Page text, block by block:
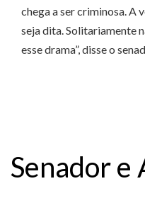
chega a ser criminosa. A
seja dita. Solitariamente
esse drama”, disse o
Senador e